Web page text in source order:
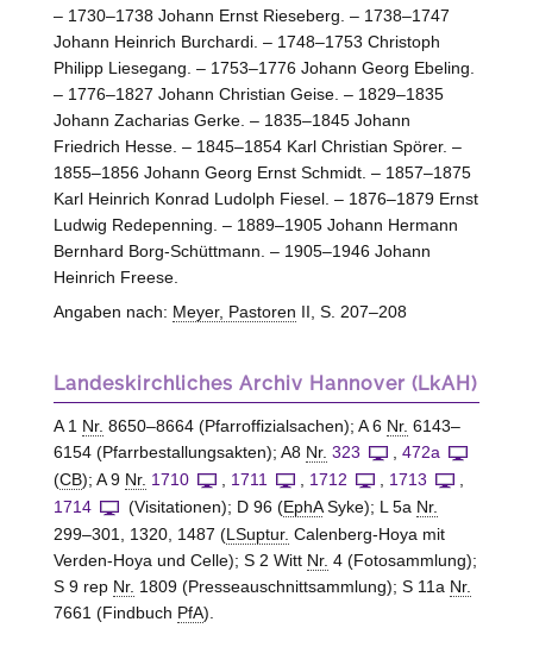
– 1730–1738 Johann Ernst Rieseberg. – 1738–1747
Johann Heinrich Burchardi. – 1748–1753 Christoph
Philipp Liesegang. – 1753–1776 Johann Georg Ebeling.
– 1776–1827 Johann Christian Geise. – 1829–1835
Johann Zacharias Gerke. – 1835–1845 Johann
Friedrich Hesse. – 1845–1854 Karl Christian Spörer. –
1855–1856 Johann Georg Ernst Schmidt. – 1857–1875
Karl Heinrich Konrad Ludolph Fiesel. – 1876–1879 Ernst
Ludwig Redepenning. – 1889–1905 Johann Hermann
Bernhard Borg-Schüttmann. – 1905–1946 Johann
Heinrich Freese.
Angaben nach: Meyer, Pastoren II, S. 207–208
Landeskirchliches Archiv Hannover (LkAH)
A 1 Nr. 8650–8664 (Pfarroffizialsachen); A 6 Nr. 6143–
6154 (Pfarrbestallungsakten); A8 Nr. 323 , 472a
(CB); A 9 Nr. 1710 , 1711 , 1712 , 1713
,
1714
(Visitationen); D 96 (EphASyke); L 5a Nr.
299–301, 1320, 1487 (LSuptur. Calenberg-Hoya mit
Verden-Hoya und Celle); S 2 Witt Nr. 4 (Fotosammlung);
S 9 rep Nr. 1809 (Presseauschnittsammlung); S 11a Nr.
7661 (Findbuch PfA).